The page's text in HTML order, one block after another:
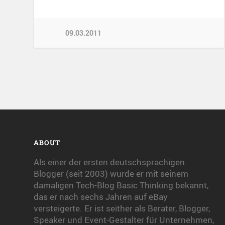
09.03.2011
ABOUT
Als einer der ersten deutschsprachigen
Blogger (seit 2003) wurde er mit seinem
damaligen Tech-Blog Basic Thinking bekannt,
das er nach sechs Jahren auf eBay
versteigerte. Er ist seither als Berater, Blogger,
Speaker und Event-Gestalter für Unternehmen,